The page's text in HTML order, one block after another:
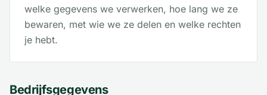
welke gegevens we verwerken, hoe lang we ze
bewaren, met wie we ze delen en welke rechten
je hebt.
Bedrijfsgegevens